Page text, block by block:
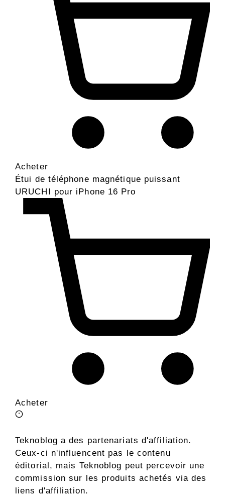
Acheter
Étui de téléphone magnétique puissant
URUCHI pour iPhone 16 Pro
Acheter
Teknoblog a des partenariats d'affiliation.
Ceux-ci n'influencent pas le contenu
éditorial, mais Teknoblog peut percevoir une
commission sur les produits achetés via des
liens d'affiliation.